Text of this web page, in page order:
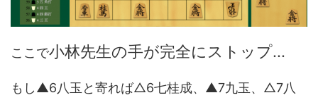
ここで小林先生の手が完全にストップ...
もし▲6八玉と寄れば△6七桂成、▲7九玉、△7八